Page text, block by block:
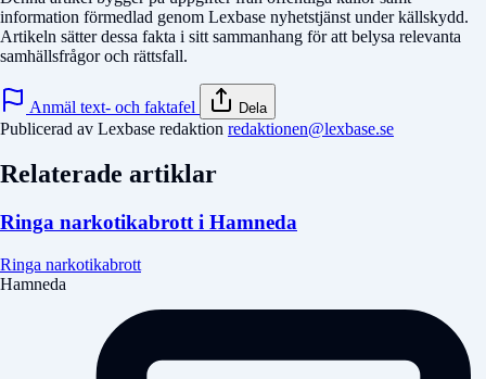
information förmedlad genom Lexbase nyhetstjänst under källskydd.
Artikeln sätter dessa fakta i sitt sammanhang för att belysa relevanta
samhällsfrågor och rättsfall.
Anmäl text- och faktafel Dela
Publicerad av Lexbase redaktion redaktionen@lexbase.se
Relaterade artiklar
Ringa narkotikabrott i Hamneda
Ringa narkotikabrott
Hamneda